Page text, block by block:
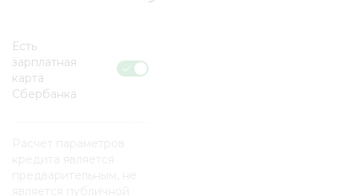
Есть
зарплатная
карта
Сбербанка